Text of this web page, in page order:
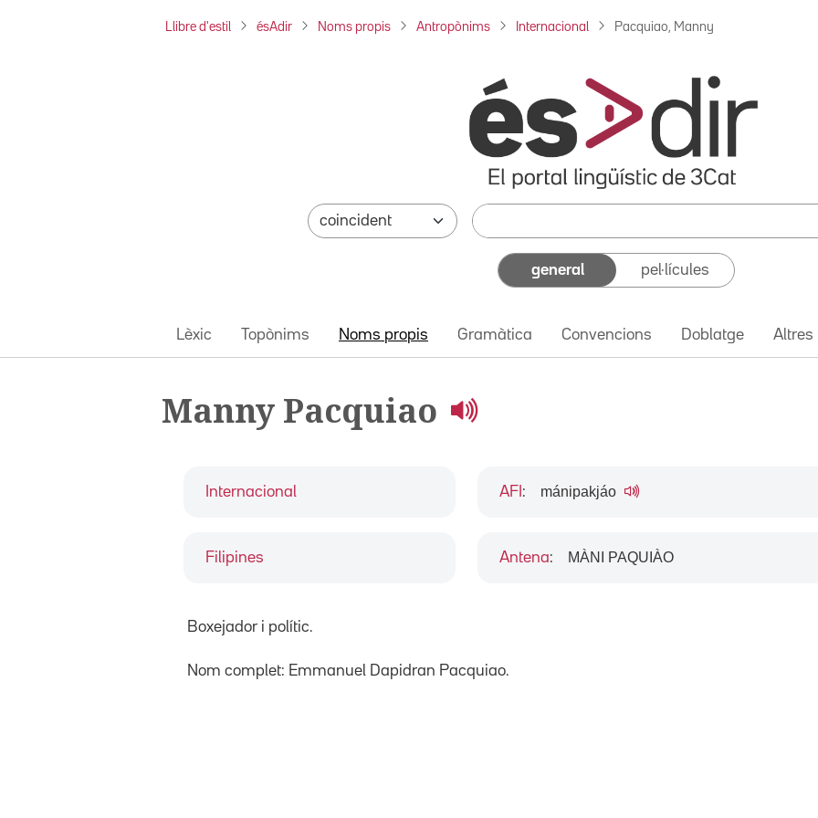
Llibre d'estil ésAdir Noms propis Antropònims Internacional Pacquiao, Manny
general pel·lícules
Lèxic Topònims Noms propis Gramàtica Convencions Doblatge Altres
Manny Pacquiao
Internacional
Filipines
AFI : mánipakjáo
Antena: MÀNI PAQUIÀO
Boxejador i polític.
Nom complet: Emmanuel Dapidran Pacquiao.